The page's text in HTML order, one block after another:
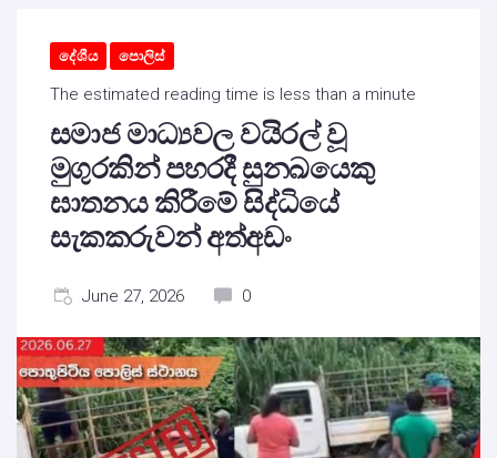
දේශීය පොලිස්
The estimated reading time is less than a minute
සමාජ මාධ්‍යවල වයිරල් වූ
මුගුරකින් පහරදී සුනඛයෙකු
ඝාතනය කිරීමේ සිද්ධියේ
සැකකරුවන් අත්අඩං
June 27, 2026 0